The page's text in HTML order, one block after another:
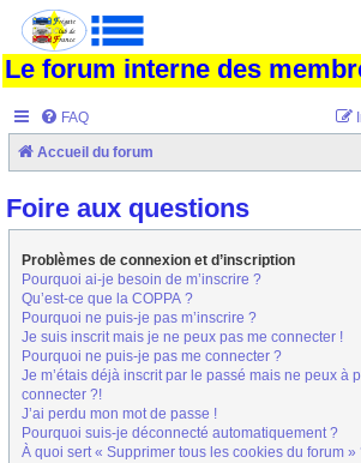
Le forum interne des
FAQ
Accueil du forum
Foire aux questions
Problèmes de connexion et d’inscription
Pourquoi ai-je besoin de m’inscrire ?
Qu’est-ce que la COPPA ?
Pourquoi ne puis-je pas m’inscrire ?
Je suis inscrit mais je ne peux pas me connecter !
Pourquoi ne puis-je pas me connecter ?
Je m’étais déjà inscrit par le passé mais ne peux à
connecter ?!
J’ai perdu mon mot de passe !
Pourquoi suis-je déconnecté automatiquement ?
À quoi sert « Supprimer tous les cookies du forum »